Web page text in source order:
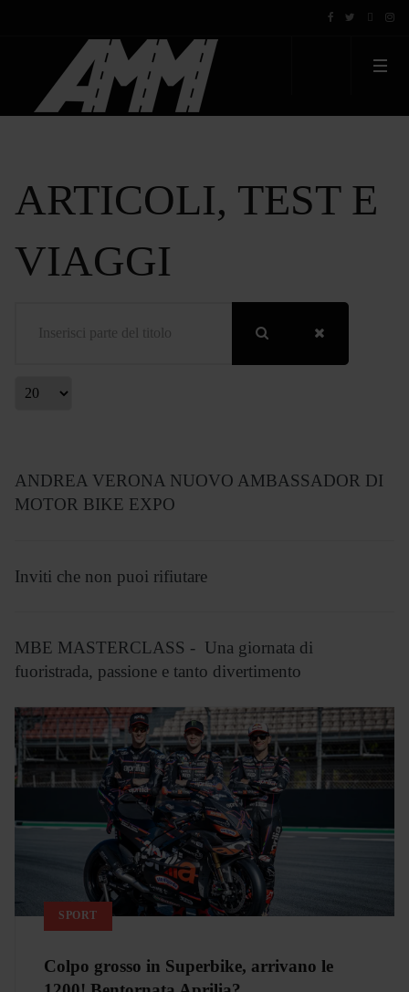
ARTICOLI, TEST E
VIAGGI
Visualizza #
ANDREA VERONA NUOVO AMBASSADOR DI
MOTOR BIKE EXPO
Inviti che non puoi rifiutare
MBE MASTERCLASS - Una giornata di
fuoristrada, passione e tanto divertimento
SPORT
Colpo grosso in Superbike, arrivano le